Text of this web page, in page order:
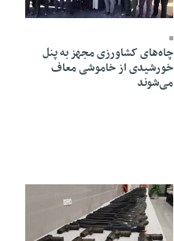
09 Azar 1404 - 19:50
چاه‌های کشاورزی مجهز به پنل
خورشیدی از خاموشی معاف
می‌شوند